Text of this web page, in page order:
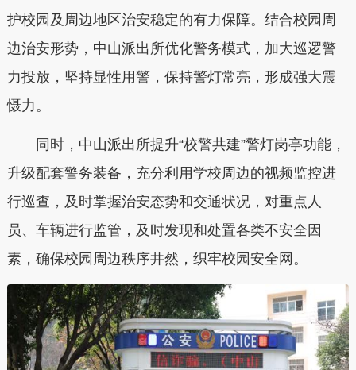
护校园及周边地区治安稳定的有力保障。结合校园周
边治安形势，中山派出所优化警务模式，加大巡逻警
力投放，坚持显性用警，保持警灯常亮，形成强大震
慑力。
同时，中山派出所提升“校警共建”警灯岗亭功能，
升级配套警务装备，充分利用学校周边的视频监控进
行巡查，及时掌握治安态势和交通状况，对重点人
员、车辆进行监管，及时发现和处置各类不安全因
素，确保校园周边秩序井然，织牢校园安全网。